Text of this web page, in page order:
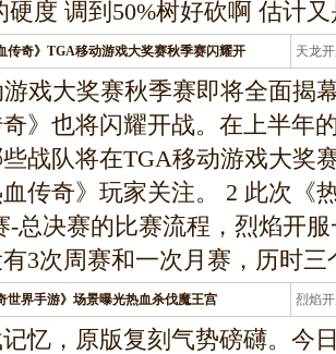
硬度 调到50%树好砍啊 估计
传奇》TGA移动游戏大奖赛秋季赛闪耀开 天龙
龙
游戏大奖赛秋季赛即将全面揭
》也将闪耀开战。在上半年
战队将在TGA移动游戏大奖
传奇》玩家关注。 2 此次《
-总决赛的比赛流程，烈焰开
3次周赛和一次月赛，历时三
世界手游》场景曝光热血杀伐魔王宫 烈焰
龙
忆，原版复刻气势磅礴。今